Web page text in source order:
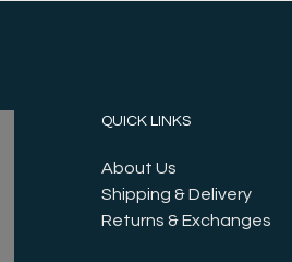
QUICK LINKS
About Us
Shipping & Delivery
Returns & Exchanges